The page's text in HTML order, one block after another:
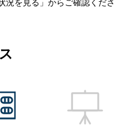
況を見る」からご確認くださ